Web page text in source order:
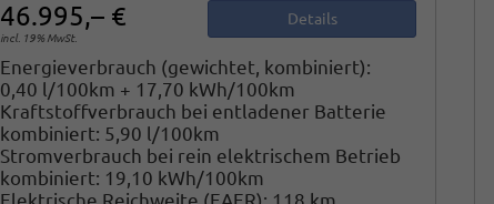
46.995,– €
incl. 19% MwSt.
Details
Energieverbrauch (gewichtet, kombiniert):
0,40 l/100km + 17,70 kWh/100km
Kraftstoffverbrauch bei entladener Batterie
kombiniert: 5,90 l/100km
Stromverbrauch bei rein elektrischem Betrieb
kombiniert: 19,10 kWh/100km